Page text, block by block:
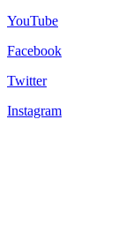
YouTube
Facebook
Twitter
Instagram